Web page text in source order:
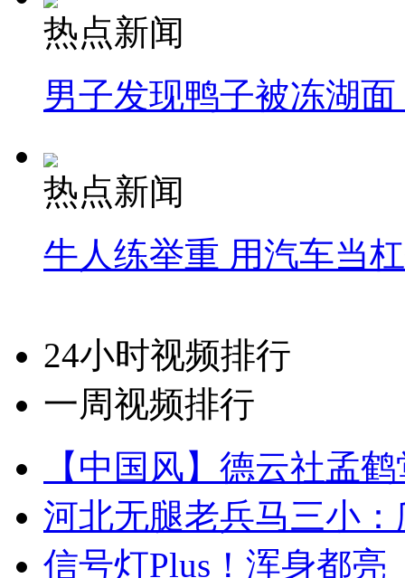
热点新闻
男子发现鸭子被冻湖
热点新闻
牛人练举重 用汽车当
24小时视频排行
一周视频排行
【中国风】德云社孟
河北无腿老兵马三小
信号灯Plus！浑身都亮